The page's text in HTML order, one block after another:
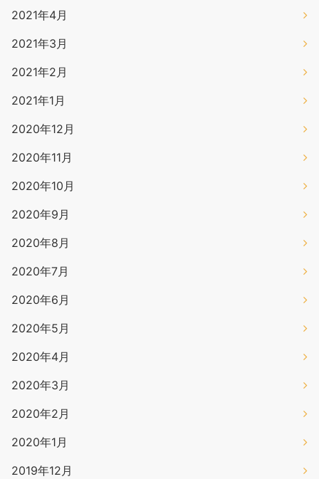
2021年4月
2021年3月
2021年2月
2021年1月
2020年12月
2020年11月
2020年10月
2020年9月
2020年8月
2020年7月
2020年6月
2020年5月
2020年4月
2020年3月
2020年2月
2020年1月
2019年12月